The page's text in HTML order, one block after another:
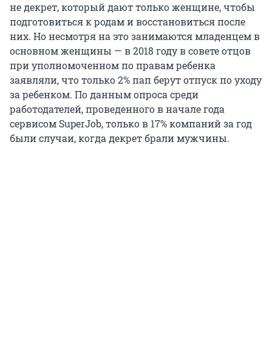
не декрет, который дают только женщине, чтобы
подготовиться к родам и восстановиться после
них. Но несмотря на это занимаются младенцем в
основном женщины — в 2018 году в совете отцов
при уполномоченном по правам ребенка
заявляли, что только 2% пап берут отпуск по уходу
за ребенком. По данным опроса среди
работодателей, проведенного в начале года
сервисом SuperJob, только в 17% компаний за год
были случаи, когда декрет брали мужчины.